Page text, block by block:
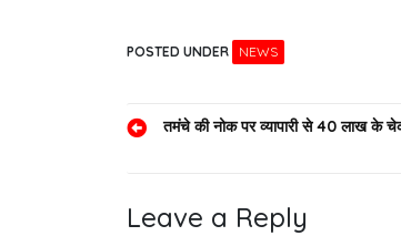
POSTED UNDER NEWS
Postतमंचे की नोक पर व्यापारी से 40 लाख के
Leave a Reply